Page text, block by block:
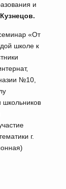
и
«От
школе к
№10,
школьников
г.